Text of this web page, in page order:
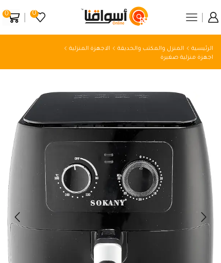
0
0
الرئيسية المنزل والمكتب والحديقة
الاجهزة المنزلية
اجهزة منزلية صغيرة